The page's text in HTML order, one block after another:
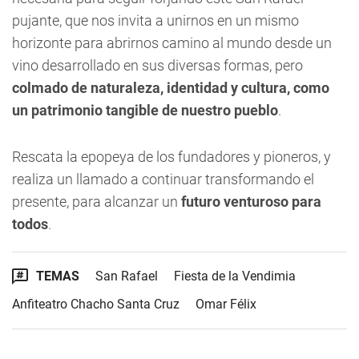
pujante, que nos invita a unirnos en un mismo
horizonte para abrirnos camino al mundo desde un
vino desarrollado en sus diversas formas, pero
colmado de naturaleza, identidad y cultura, como
un patrimonio tangible de nuestro pueblo.
Rescata la epopeya de los fundadores y pioneros, y
realiza un llamado a continuar transformando el
presente, para alcanzar un futuro venturoso para
todos.
TEMAS San Rafael
Fiesta de la Vendimia
Anfiteatro Chacho Santa Cruz
Omar Félix